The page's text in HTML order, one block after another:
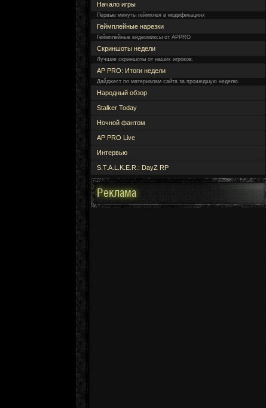
Начало игры
Первые минуты геймплея в модификациях
Геймплейные нарезки
Геймплейные видеомиксы от APPRO
Скриншоты недели
Лучшие скриншоты от наших игроков.
AP PRO: Итоги недели
Дайджест по материалам сайта за прошедшую неделю.
Народный обзор
Stalker Today
Ночной фантом
AP PRO Live
Интервью
S.T.A.L.K.E.R.: DayZ RP
Реклама